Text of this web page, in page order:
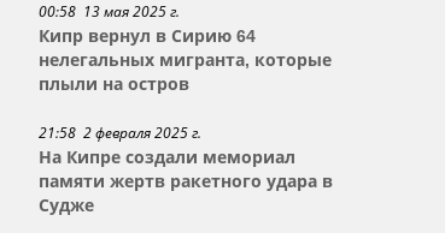
00:58 13 мая 2025 г.
Кипр вернул в Сирию 64
нелегальных мигранта, которые
плыли на остров
21:58 2 февраля 2025 г.
На Кипре создали мемориал
памяти жертв ракетного удара в
Судже